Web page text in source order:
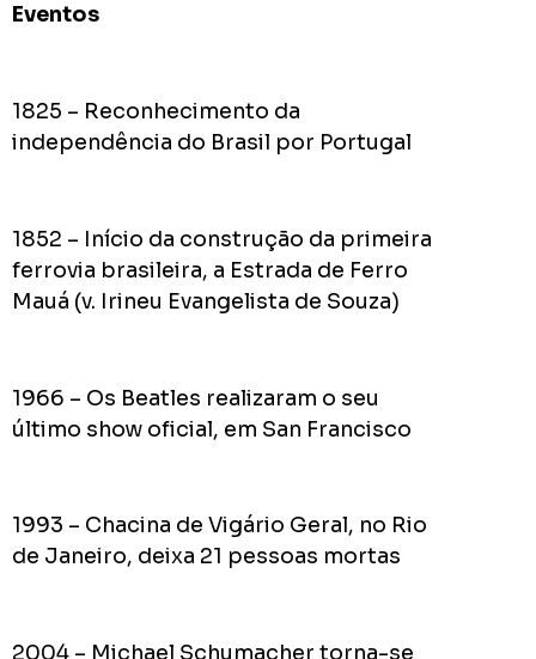
Eventos
1825 – Reconhecimento da
independência do Brasil por Portugal
1852 – Início da construção da primeira
ferrovia brasileira, a Estrada de Ferro
Mauá (v. Irineu Evangelista de Souza)
1966 – Os Beatles realizaram o seu
último show oficial, em San Francisco
1993 – Chacina de Vigário Geral, no Rio
de Janeiro, deixa 21 pessoas mortas
2004 – Michael Schumacher torna-se